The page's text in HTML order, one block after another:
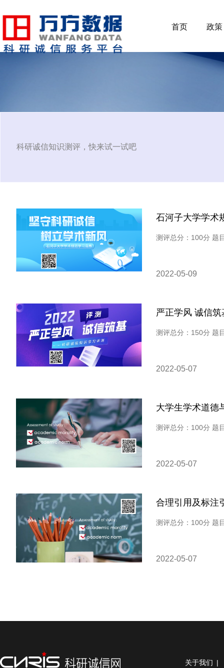
首页 政策
科研诚信知识测评，快来试一试吧
石河子大学学术
2022-05-09
严正学风 诚信
2022-05-07
大学生学术道德
2022-05-07
合理引用及标注
2022-05-07
关于我们 |